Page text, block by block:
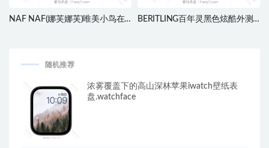
NAF NAF(娜芙娜芙)唯美小鸟在
BERITLING百年灵黑色炫酷外测
随机推荐
浓雾覆盖下的高山深林苹果iwatch壁纸表
盘.watchface